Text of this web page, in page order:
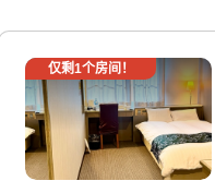
仅剩1个房间！